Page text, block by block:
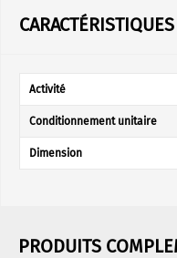
Activité
Conditionnement unitaire
Dimension
PRODUITS